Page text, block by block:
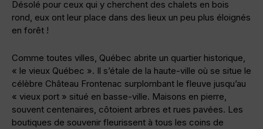
Désolé pour ceux qui y cherchent des chalets en bois
rond, eux ont leur place dans des lieux un peu plus éloignés
en forêt !
Comme toutes villes, Québec abrite un quartier historique,
« le vieux Québec ». Il s’étale de la haute-ville où se situe le
célèbre Château Frontenac surplombant le fleuve jusqu’au
« vieux port » situé en basse-ville. Maisons en pierre,
souvent centenaires, côtoient arbres et rues pavées. Les
boutiques de souvenir fleurissent à tous les coins de